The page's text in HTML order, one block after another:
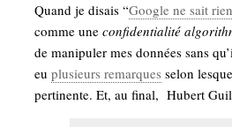
Quand je disais “Google ne sait
comme une confidentialité
de manipuler mes données sans
eu plusieurs remarques selon
pertinente. Et, au final, Hubert